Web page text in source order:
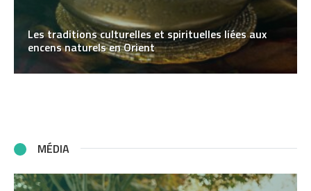
Les traditions culturelles et spirituelles liées aux
encens naturels en Orient
MÉDIA